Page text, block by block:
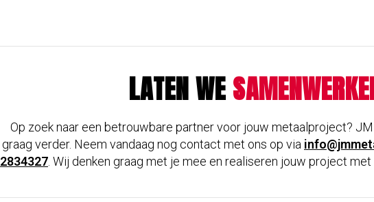
LATEN WE
Op zoek naar een betrouwbare partner voor jouw metaalproject?
graag verder. Neem vandaag nog contact met ons op via
2834327 . Wij denken graag met je mee en realiseren jouw project